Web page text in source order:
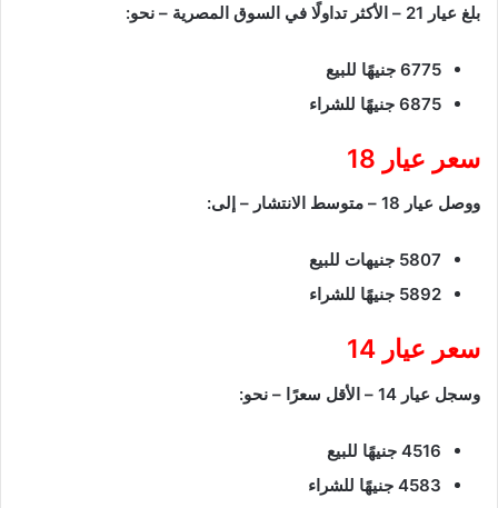
بلغ عيار 21 – الأكثر تداولًا في السوق المصرية – نحو:
6775 جنيهًا للبيع
6875 جنيهًا للشراء
سعر عيار 18
ووصل عيار 18 – متوسط الانتشار – إلى:
5807 جنيهات للبيع
5892 جنيهًا للشراء
سعر عيار 14
وسجل عيار 14 – الأقل سعرًا – نحو:
4516 جنيهًا للبيع
4583 جنيهًا للشراء